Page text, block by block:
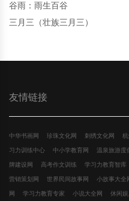
谷雨：雨生百谷
三月三（壮族三月三）
友情链接
中华书画网 珍珠文化网 刺绣文化网
习力训练中心 中小学教育网 温泉旅游度
牌建设网 高考作文训练 学习力教育智库
营销策划网 世界民间故事网 小故事大全
网 学习力教育专家 小说大全网 休闲娱